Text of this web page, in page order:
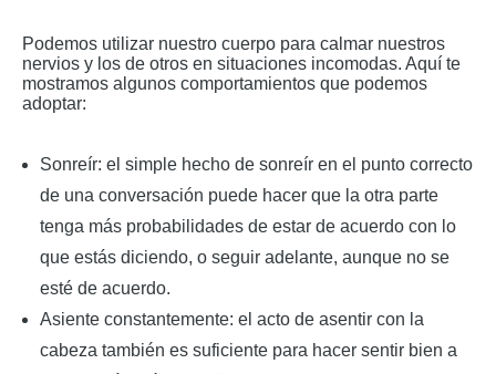
Podemos utilizar nuestro cuerpo para calmar nuestros
nervios y los de otros en situaciones incomodas. Aquí te
mostramos algunos comportamientos que podemos
adoptar:
Sonreír: el simple hecho de sonreír en el punto correcto
de una conversación puede hacer que la otra parte
tenga más probabilidades de estar de acuerdo con lo
que estás diciendo, o seguir adelante, aunque no se
esté de acuerdo.
Asiente constantemente: el acto de asentir con la
cabeza también es suficiente para hacer sentir bien a